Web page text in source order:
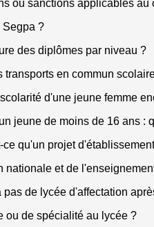
ou sanctions applicables au
Segpa ?
des diplômes par niveau ?
transports en commun
d'une jeune femme
jeune de moins de 16 ans :
qu'un projet
nationale et de
de lycée d'affectation
ou de spécialité au lycée ?